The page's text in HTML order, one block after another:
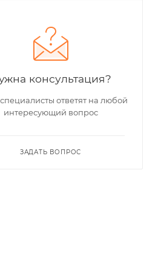
консультация?
ответят на любой
интересующий вопрос
ЗАДАТЬ ВОПРОС